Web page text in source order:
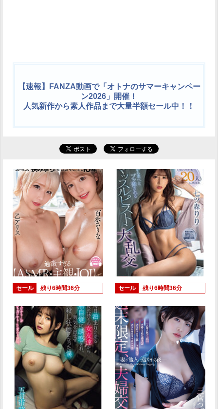
【速報】FANZA動画で「オトナのサマーキャンペー
ン2026」開催！
人気新作から素人作品まで大量半額セール中！！
セール 残り6時間36分 セール 残り6時間36分